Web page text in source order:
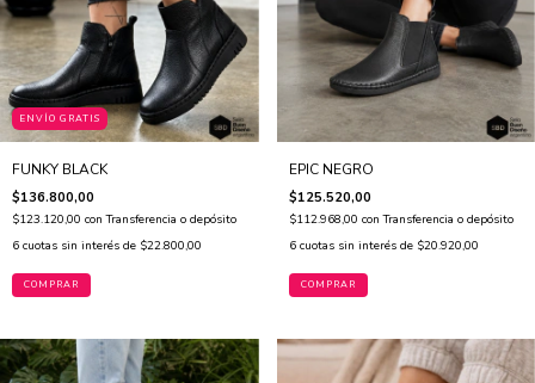
ENVÍO GRATIS
FUNKY BLACK
$136.800,00
$123.120,00 con Transferencia o depósito
6 cuotas sin interés de $22.800,00
COMPRAR
EPIC NEGRO
$125.520,00
$112.968,00 con Transferencia o depósito
6 cuotas sin interés de $20.920,00
COMPRAR